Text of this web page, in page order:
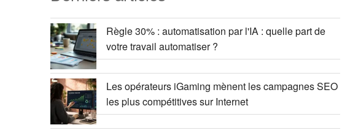
Règle 30% : automatisation par l'IA : quelle part de
votre travail automatiser ?
Les opérateurs iGaming mènent les campagnes SEO
les plus compétitives sur Internet